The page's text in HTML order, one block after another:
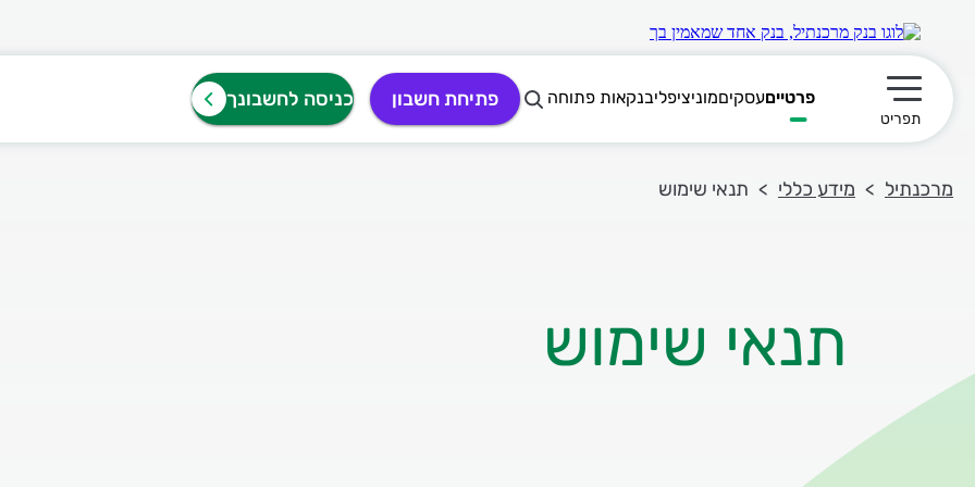
תפריט ראשי
תפריט
פרטייםעסקיםמוניציפליבנקאות פתוחה פתיחת חשבון כניסה לחשבונך
מרכנתיל מידע כללי תנאי שימוש